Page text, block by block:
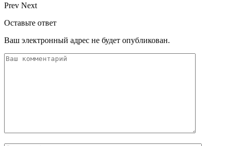
Prev Next
Оставьте ответ
Ваш электронный адрес не будет опубликован.